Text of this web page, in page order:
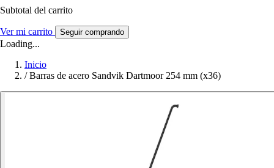
Subtotal del carrito
Ver mi carrito Seguir comprando
Loading...
Inicio
/ Barras de acero Sandvik Dartmoor 254 mm (x36)